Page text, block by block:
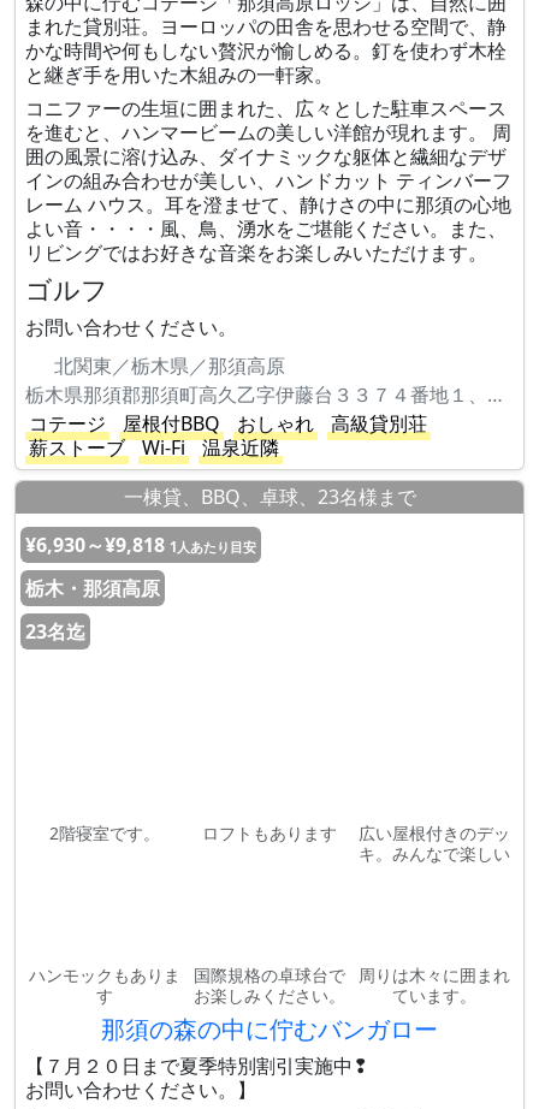
まれた貸別荘。ヨーロッパの田舎を思わせる空間で、静
かな時間や何もしない贅沢が愉しめる。釘を使わず木栓
と継ぎ手を用いた木組みの一軒家。
コニファーの生垣に囲まれた、広々とした駐車スペース
を進むと、ハンマービームの美しい洋館が現れます。 周
囲の風景に溶け込み、ダイナミックな躯体と繊細なデザ
インの組み合わせが美しい、ハンドカット ティンバーフ
レーム ハウス。耳を澄ませて、静けさの中に那須の心地
よい音・・・・風、鳥、湧水をご堪能ください。また、
リビングではお好きな音楽をお楽しみいただけます。
ゴルフ
お問い合わせください。
北関東／栃木県／那須高原
栃木県那須郡那須町高久乙字伊藤台３３７４番地１、３３７４番地６６６
コテージ
屋根付BBQ おしゃれ
高級貸別荘
薪ストーブ
Wi-Fi
温泉近隣
一棟貸、BBQ、卓球、23名様まで
¥6,930～¥9,818 1人あたり目安
栃木・那須高原
23名迄
2階寝室です。 ロフトもあります
広い屋根付きのデッ
キ。みんなで楽しい
ハンモックもありま
す
国際規格の卓球台で
お楽しみください。
周りは木々に囲まれ
ています。
那須の森の中に佇むバンガロー
【７月２０日まで夏季特別割引実施中❢
お問い合わせください。】